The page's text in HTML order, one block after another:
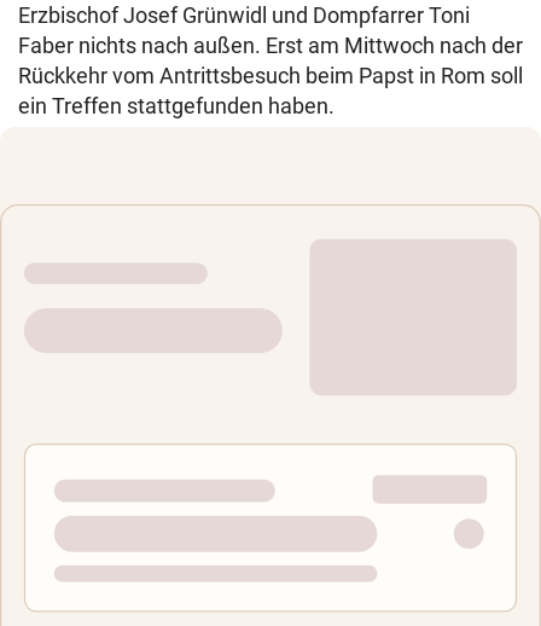
Erzbischof Josef Grünwidl und Dompfarrer Toni
Faber nichts nach außen. Erst am Mittwoch nach der
Rückkehr vom Antrittsbesuch beim Papst in Rom soll
ein Treffen stattgefunden haben.